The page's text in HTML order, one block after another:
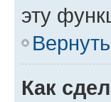
эту
Как